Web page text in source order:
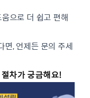
으로 더 쉽고 편해
면, 언제든 문의 주세
차가 궁금해요!